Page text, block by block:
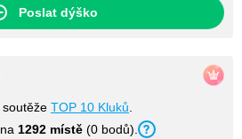
Poslat dýško
TOP 10 Kluků
1292 místě (0 bodů).